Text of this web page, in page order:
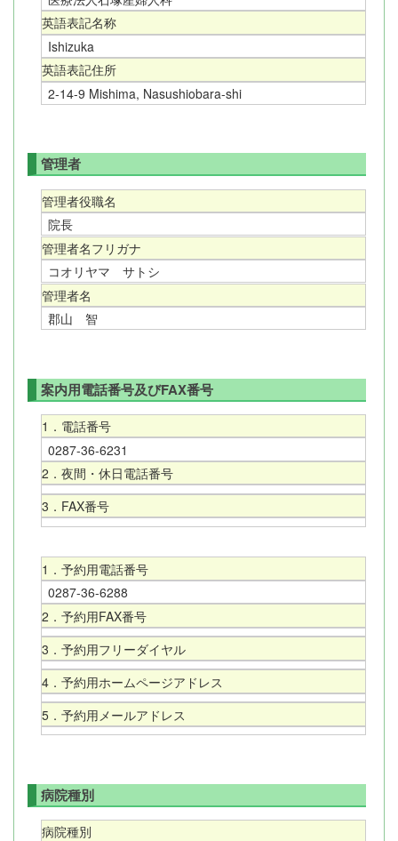
英語表記名称
Ishizuka
英語表記住所
2-14-9 Mishima, Nasushiobara-shi
管理者
管理者役職名
院長
管理者名フリガナ
コオリヤマ サトシ
管理者名
郡山 智
案内用電話番号及びFAX番号
1．電話番号
0287-36-6231
2．夜間・休日電話番号
3．FAX番号
1．予約用電話番号
0287-36-6288
2．予約用FAX番号
3．予約用フリーダイヤル
4．予約用ホームページアドレス
5．予約用メールアドレス
病院種別
病院種別